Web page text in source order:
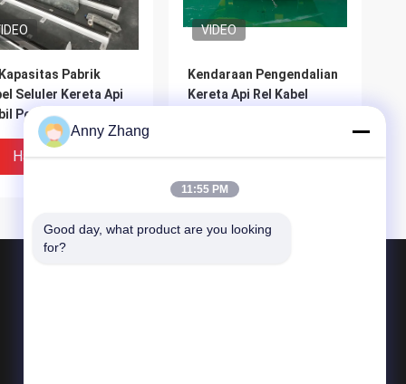
Pabrik
Seluler Kereta Api
Pengiriman Bahan
Harga Terbaik
VIDEO
Kendaraan Pengendalian
Kereta Api Rel Kabel
Harga Terbaik
Anny Zhang
11:55 PM
Good day, what product are you looking
for?